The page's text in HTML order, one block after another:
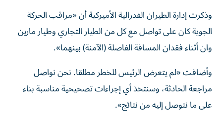
وذكرت إدارة الطيران الفدرالية الأميركية أن «مراقب الحركة
الجوية كان على تواصل مع كل من الطيار التجاري وطيار مارين
وان أثناء فقدان المسافة الفاصلة (الآمنة) بينهما».
وأضافت «لم يتعرض الرئيس للخطر مطلقا. نحن نواصل
مراجعة الحادثة، وسنتخذ أي إجراءات تصحيحية مناسبة بناء
على ما نتوصل إليه من نتائج».